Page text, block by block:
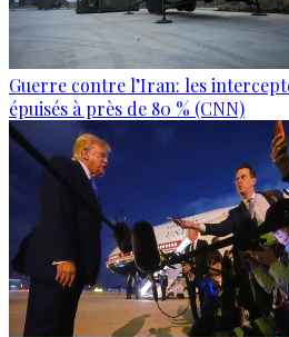
Guerre contre l’Iran: les
épuisés à près de 80 % (CNN)